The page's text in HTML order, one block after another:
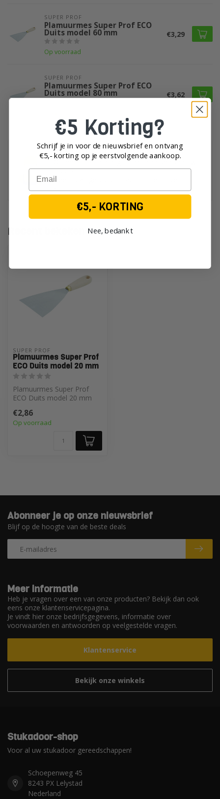
SUPER PROF
Plamuurmes Super Prof ECO
Duits model 60 mm
Op voorraad
€3,29
SUPER PROF
Plamuurmes Super Prof ECO
Duits model 80 mm €3,62
Heeft u vragen over dit product?
Of heeft u hulp nodig bij het plaatsen van uw
order?
Neem dan gerust contact op met onze
klantenservice!
Recent bekeken
SUPER PROF
Plamuurmes Super Prof
ECO Duits model 20 mm
Plamuurmes Super Prof
ECO Duits model 20 mm
€2,86
Op voorraad
Meer informatie
Heb je vragen over een van onze producten? Bekijk dan ook
eens onze klantenservicepagina.
Je vindt hier onze bedrijfsgegevens, informatie over
voorwaarden en antwoorden op veelgestelde vragen.
Klantenservice
Bekijk onze winkels
Abonneer je op onze nieuwsbrief
Blijf op de hoogte van de beste deals
Stukadoor-shop
Voor al uw stukadoor gereedschappen!
Schoepenweg 45
8243 PX Lelystad
Nederland
€5 Korting?
Schrijf je in voor de nieuwsbrief en ontvang
€5,- korting op je eerstvolgende aankoop.
Email
€5,- KORTING
Nee, bedankt